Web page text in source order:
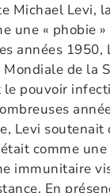
Michael Levi,
une « phobie
années 1950,
Mondiale de la
pouvoir
Levi soutenait
comme une
immunitaire
En